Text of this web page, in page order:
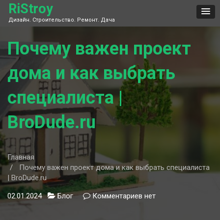
Skip
content
RiStroy
Дизайн. Строительство. Ремонт. Дача
Почему важен проект
дома и как выбрать
специалиста |
BroDude.ru
Главная
Почему важен проект дома и как выбрать специалиста
| BroDude.ru
02.01.2024 Блог Комментариев кнет